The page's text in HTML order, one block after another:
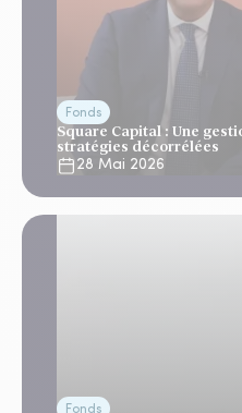
Fonds
Square Capital : Une
stratégies décorrélées
28 Mai 2026
Fonds